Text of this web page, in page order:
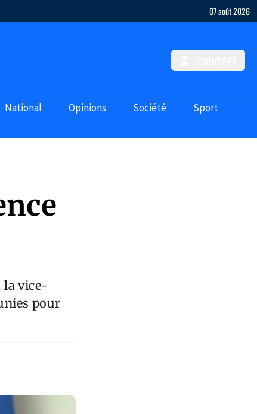
07 août 2026
National Opinions Société Sport
la vice-
pour